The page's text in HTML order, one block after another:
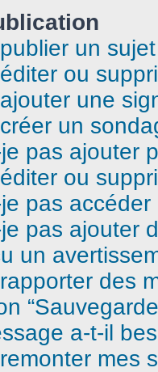
un
ou
une
un
pas ajouter
ou
pas
pas ajouter
un
des
a-t-il
mes